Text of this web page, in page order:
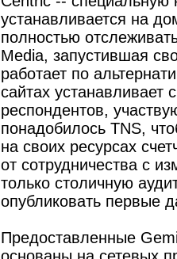
устанавливается на
полностью
Media, запустившая
работает по
сайтах устанавливает
респондентов,
понадобилось TNS,
на своих ресурсах
от сотрудничества с
только столичную
опубликовать первые
Предоставленные